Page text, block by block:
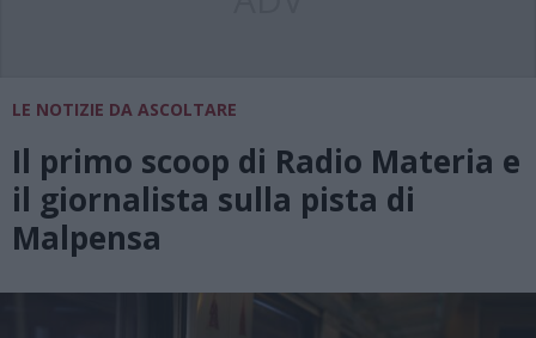
LE NOTIZIE DA ASCOLTARE
Il primo scoop di Radio Materia e
il giornalista sulla pista di
Malpensa